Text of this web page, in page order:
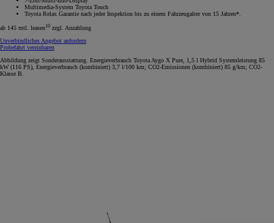
Multimedia-System Toyota Touch
Toyota Relax Garantie nach jeder Inspektion bis zu einem Fahrzeugalter von 15 Jahren*.
ab 145 mtl. leasen10 zzgl. Anzahlung
Unverbindliches Angebot anfordern
Probefahrt vereinbaren
Abbildung zeigt Sonderausstattung. Energieverbrauch Toyota Aygo X Pure, 1,5 l Hybrid Systemleistung 85
kW (116 PS), Energieverbrauch (kombiniert) 3,7 l/100 km; CO2-Emissionen (kombiniert) 85 g/km; CO2-
Klasse B.